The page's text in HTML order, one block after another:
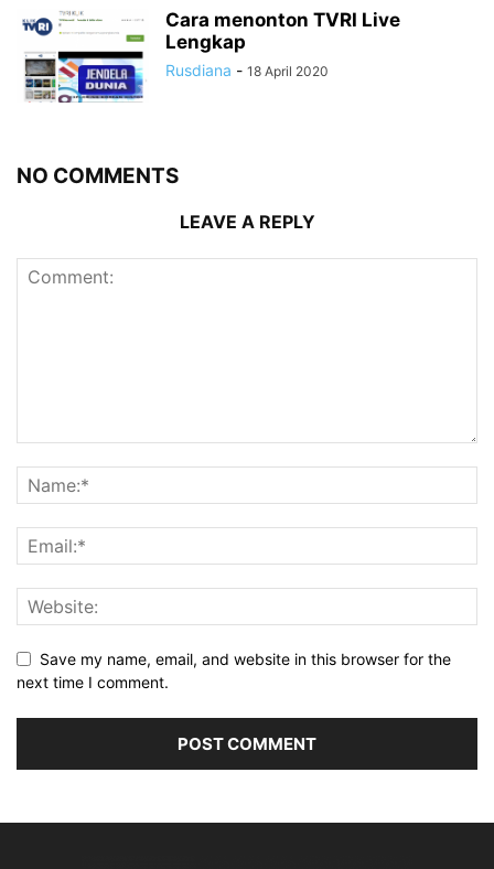
Cara menonton TVRI Live
Lengkap
Rusdiana - 18 April 2020
NO COMMENTS
LEAVE A REPLY
Save my name, email, and website in this browser for the
next time I comment.